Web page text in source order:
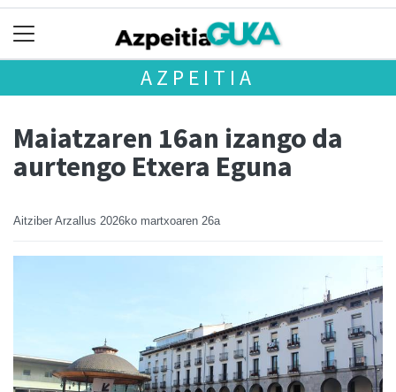
AZPEITIA
Maiatzaren 16an izango da
aurtengo Etxera Eguna
Aitziber Arzallus 2026ko martxoaren 26a